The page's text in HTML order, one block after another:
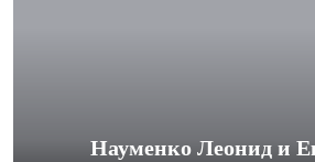
Науменко Леонид и